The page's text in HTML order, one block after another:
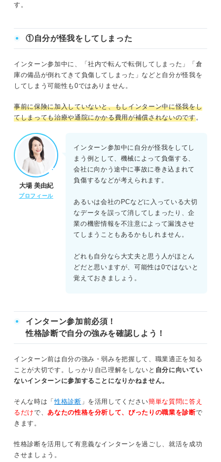
す。
①自分が怪我をしてしまった
インターン参加中に、「社内で転んで転倒してしまった」「倉
庫の備品が倒れてきて負傷してしまった」などと自分が怪我を
してしまう可能性も0ではありません。
事前に保険に加入していないと、もしインターン中に怪我をし
てしまっても治療や通院にかかる費用が補償されないのです。
大場 美由紀
プロフィール
インターン参加中に自分が怪我をしてし
まう例として、機械によって負傷する、
会社に向かう途中に事故に巻き込まれて
負傷するなどが考えられます。
あるいは会社のPCなどに入っている大切
なデータを誤って消してしまったり、企
業の機密情報を不注意によって漏洩させ
てしまうこともあるかもしれません。
どれも自分なら大丈夫と思う人がほとん
どだと思いますが、可能性は0ではないと
覚えておきましょう。
インターン参加前必須！
性格診断で自分の強みを確認しよう！
インターン前は自分の強み・弱みを把握して、職業適正を知る
ことが大切です。しっかり自己理解をしないと 自分に向いてい
ないインターンに参加することになりかねません。
そんな時は「性格診断 」を活用してください簡単な質問に答え
るだけで、 あなたの性格を分析して、ぴったりの職業を診断で
きます。
性格診断を活用して有意義なインターンを過ごし、就活を成功
させましょう。